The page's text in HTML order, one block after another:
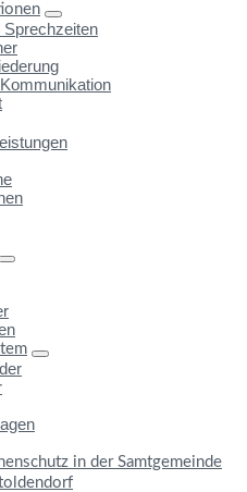
in der Samtgemeinde